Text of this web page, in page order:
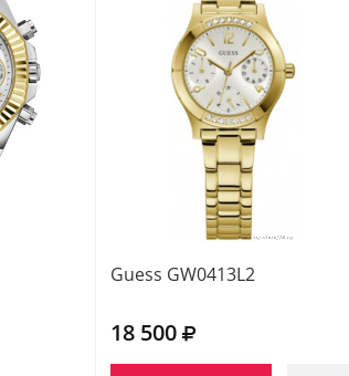
Guess GW0413L2
18 500